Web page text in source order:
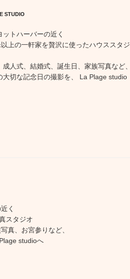
STUDIO
ットハーバーの近く
上の一軒家を贅沢に使ったハウススタジ
成人式、結婚式、誕生日、家族写真など、
大切な記念日の撮影を、 La Plage studio
く
スタジオ
真、お宮参りなど、
studioへ